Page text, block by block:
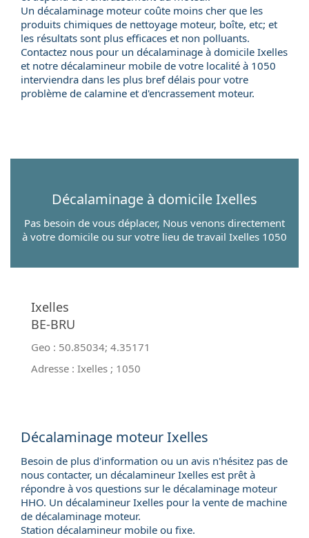
Un décalaminage moteur coûte moins cher que les
produits chimiques de nettoyage moteur, boîte, etc; et
les résultats sont plus efficaces et non polluants.
Contactez nous pour un décalaminage à domicile Ixelles
et notre décalamineur mobile de votre localité à 1050
interviendra dans les plus bref délais pour votre
problème de calamine et d'encrassement moteur.
Décalaminage à domicileIxelles
Pas besoin de vous déplacer, Nous venons directement
à votre domicile ou sur votre lieu de travail Ixelles 1050
Ixelles
BE-BRU
Geo : 50.85034; 4.35171
Adresse : Ixelles ; 1050
Décalaminage moteur Ixelles
Besoin de plus d'information ou un avis n'hésitez pas de
nous contacter, un décalamineur Ixelles est prêt à
répondre à vos questions sur le décalaminage moteur
HHO. Un décalamineur Ixelles pour la vente de machine
de décalaminage moteur.
Station décalamineur mobile ou fixe.